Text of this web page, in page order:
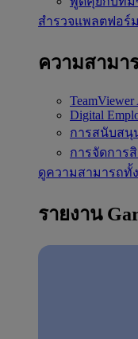
สำรวจแพลตฟอร์ม
ความสามา
TeamViewer
Digital
การสนับสนุ
การจัดการ
ดูความสามารถทั้
รายงาน